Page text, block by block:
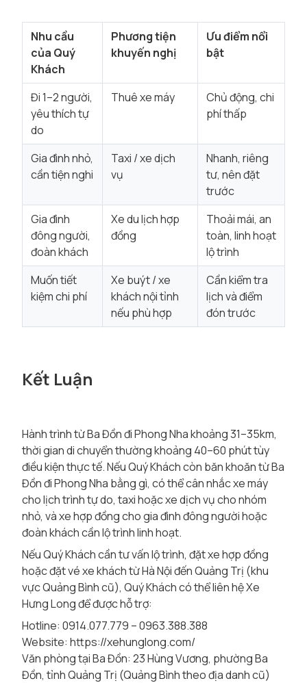
Nhu cầu
của Quý
Khách
Phương tiện
khuyến nghị
Ưu điểm nổi
bật
Đi 1–2 người,
yêu thích tự
do
Thuê xe máy
Chủ động, chi
phí thấp
Gia đình nhỏ,
cần tiện nghi
Taxi / xe dịch
vụ
Nhanh, riêng
tư, nên đặt
trước
Gia đình
đông người,
đoàn khách
Xe du lịch hợp
đồng
Thoải mái, an
toàn, linh hoạt
lộ trình
Muốn tiết
kiệm chi phí
Xe buýt / xe
khách nội tỉnh
nếu phù hợp
Cần kiểm tra
lịch và điểm
đón trước
Kết Luận
Hành trình từ Ba Đồn đi Phong Nha khoảng 31–35km,
thời gian di chuyển thường khoảng 40–60 phút tùy
điều kiện thực tế. Nếu Quý Khách còn băn khoăn từ Ba
Đồn đi Phong Nha bằng gì, có thể cân nhắc xe máy
cho lịch trình tự do, taxi hoặc xe dịch vụ cho nhóm
nhỏ, và xe hợp đồng cho gia đình đông người hoặc
đoàn khách cần lộ trình linh hoạt.
Nếu Quý Khách cần tư vấn lộ trình, đặt xe hợp đồng
hoặc đặt vé xe khách từ Hà Nội đến Quảng Trị (khu
vực Quảng Bình cũ), Quý Khách có thể liên hệ Xe
Hưng Long để được hỗ trợ:
Hotline: 0914.077.779 – 0963.388.388
Website: https://xehunglong.com/
Văn phòng tại Ba Đồn: 23 Hùng Vương, phường Ba
Đồn, tỉnh Quảng Trị (Quảng Bình theo địa danh cũ)